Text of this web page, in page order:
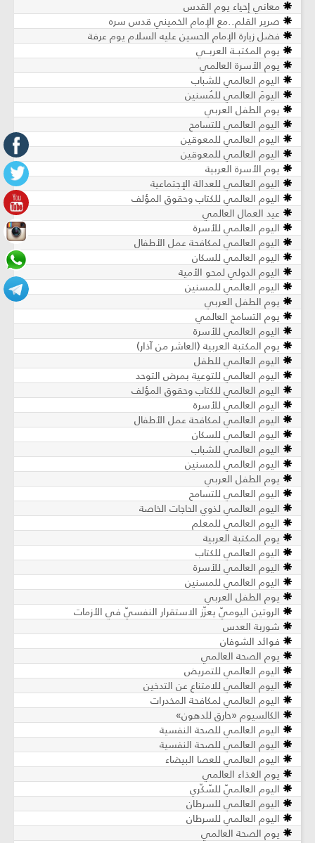
معاني إحياء يوم القدس
صرير القلم..مع الإمام الخميني قدس سره
فضل زيارة الإمام الحسين عليه السلام يوم عرفة
يوم المكتبــة العربــي
يوم الأسرة العالمي
اليوم العالمي للشباب
اليومَ العالمي للمُسنين
يوم الطفل العربي
اليوم العالمي للتسامح
اليوم العالمي للمعوقين
اليوم العالمي للمعوقين
يوم الأسرة العربية
اليوم العالمي للعدالة الإجتماعية
اليوم العالمي للكتاب وحقوق المؤلف
عيد العمال العالمي
اليوم العالمي للأسرة
اليوم العالمي لمكافحة عمل الأطفال
اليوم العالمي للسكان
اليوم الدولي لمحو الأمية
اليوم العالمي للمسنين
يوم الطفل العربي
يوم التسامح العالمي
اليوم العالمي للأسرة
يوم المكتبة العربية (العاشر من آذار)
اليوم العالمي للطفل
اليوم العالمي للتوعية بمرض التوحد
اليوم العالمي للكتاب وحقوق المؤلف
اليوم العالمي للأسرة
اليوم العالمي لمكافحة عمل الأطفال
اليوم العالمي للسكان
اليوم العالمي للشباب
اليوم العالمي للمسنين
يوم الطفل العربي
اليوم العالمي للتسامح
اليوم العالمي لذوي الحاجات الخاصة
اليوم العالمي للمعلم
يوم المكتبة العربية
اليوم العالمي للكتاب
اليوم العالمي للأسرة
اليوم العالمي للمسنين
يوم الطفل العربي
الروتين اليوميّ يعزّز الاستقرار النفسيّ في الأزمات
شوربة العدس
فوائد الشوفان
يوم الصحة العالمي
اليوم العالمي للتمريض
اليوم العالمي للامتناع عن التدخين
اليوم العالمي لمكافحة المخدرات
الكالسيوم «حارق للدهون»
اليوم العالمي للصحة النفسية
اليوم العالمي للصحة النفسية
اليوم العالمي للعصا البيضاء
يوم الغذاء العالمي
اليوم العالميّ للسّكّري
اليوم العالمي للسرطان
اليوم العالمي للسرطان
يوم الصحة العالمي